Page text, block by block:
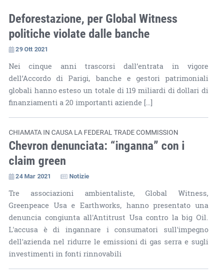
Deforestazione, per Global Witness
politiche violate dalle banche
29 Ott 2021
Nei cinque anni trascorsi dall’entrata in vigore
dell’Accordo di Parigi, banche e gestori patrimoniali
globali hanno esteso un totale di 119 miliardi di dollari di
finanziamenti a 20 importanti aziende […]
CHIAMATA IN CAUSA LA FEDERAL TRADE COMMISSION
Chevron denunciata: “inganna” con i
claim green
24 Mar 2021 Notizie
Tre associazioni ambientaliste, Global Witness,
Greenpeace Usa e Earthworks, hanno presentato una
denuncia congiunta all'Antitrust Usa contro la big Oil.
L'accusa è di ingannare i consumatori sull'impegno
dell'azienda nel ridurre le emissioni di gas serra e sugli
investimenti in fonti rinnovabili